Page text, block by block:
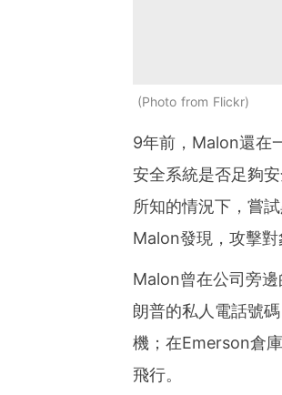
Photo from Flickr
9年前，Malon還在
安全系統是否足夠
所知的情況下，嘗
Malon發現，攻擊對
Malon曾在公司旁
朗普的私人電話號
機；在Emerson倉
飛行。